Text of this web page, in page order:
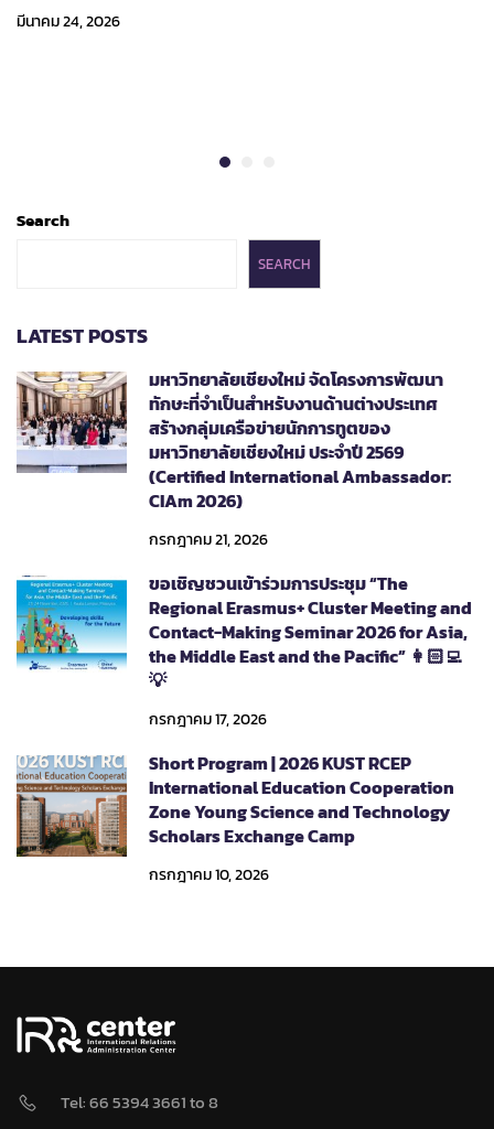
มีนาคม 24, 2026
Search
SEARCH
LATEST POSTS
มหาวิทยาลัยเชียงใหม่ จัดโครงการพัฒนา
ทักษะที่จำเป็นสำหรับงานด้านต่างประเทศ
สร้างกลุ่มเครือข่ายนักการทูตของ
มหาวิทยาลัยเชียงใหม่ ประจำปี 2569
(Certified International Ambassador:
CIAm 2026)
กรกฎาคม 21, 2026
ขอเชิญชวนเข้าร่วมการประชุม “The
Regional Erasmus+ Cluster Meeting and
Contact-Making Seminar 2026 for Asia,
the Middle East and the Pacific” 👩🏻‍💻
💡
กรกฎาคม 17, 2026
Short Program | 2026 KUST RCEP
International Education Cooperation
Zone Young Science and Technology
Scholars Exchange Camp
กรกฎาคม 10, 2026
Tel: 66 5394 3661 to 8